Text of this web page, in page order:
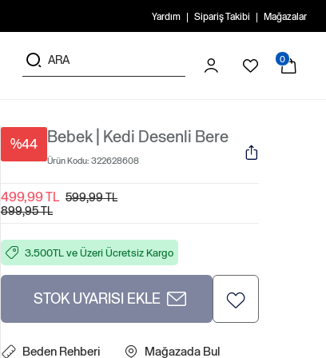
Yardım Sipariş Takibi Mağazalar
0
%44 Bebek | Kedi Desenli Bere
Ürün Kodu: 322628608
499,99 TL 599,99 TL
899,95 TL
3.500TL ve Üzeri Ücretsiz Kargo
STOK UYARISI EKLE
Beden Rehberi Mağazada Bul